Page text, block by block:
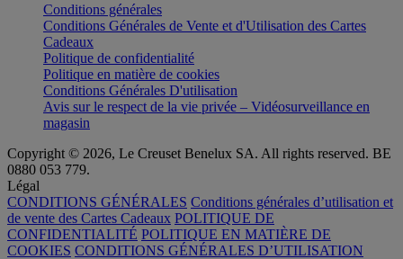
Conditions générales
Conditions Générales de Vente et d'Utilisation des Cartes
Cadeaux
Politique de confidentialité
Politique en matière de cookies
Conditions Générales D'utilisation
Avis sur le respect de la vie privée – Vidéosurveillance en
magasin
Copyright © 2026, Le Creuset Benelux SA. All rights reserved. BE
0880 053 779.
Légal
CONDITIONS GÉNÉRALES Conditions générales d’utilisation et
de vente des Cartes Cadeaux POLITIQUE DE
CONFIDENTIALITÉ POLITIQUE EN MATIÈRE DE
COOKIES CONDITIONS GÉNÉRALES D’UTILISATION